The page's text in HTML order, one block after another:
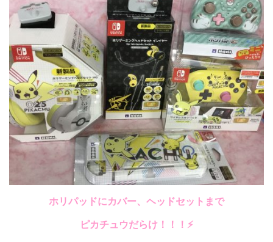
ホリパッドにカバー、ヘッドセットまで
ピカチュウだらけ！！！⚡